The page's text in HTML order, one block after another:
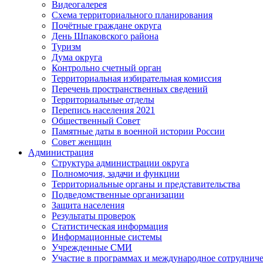
Видеогалерея
Схема территориального планирования
Почётные граждане округа
День Шпаковского района
Туризм
Дума округа
Контрольно счетный орган
Территориальная избирательная комиссия
Перечень пространственных сведений
Территориальные отделы
Перепись населения 2021
Общественный Совет
Памятные даты в военной истории России
Совет женщин
Администрация
Структура администрации округа
Полномочия, задачи и функции
Территориальные органы и представительства
Подведомственные организации
Защита населения
Результаты проверок
Статистическая информация
Информационные системы
Учрежденные СМИ
Участие в программах и международное